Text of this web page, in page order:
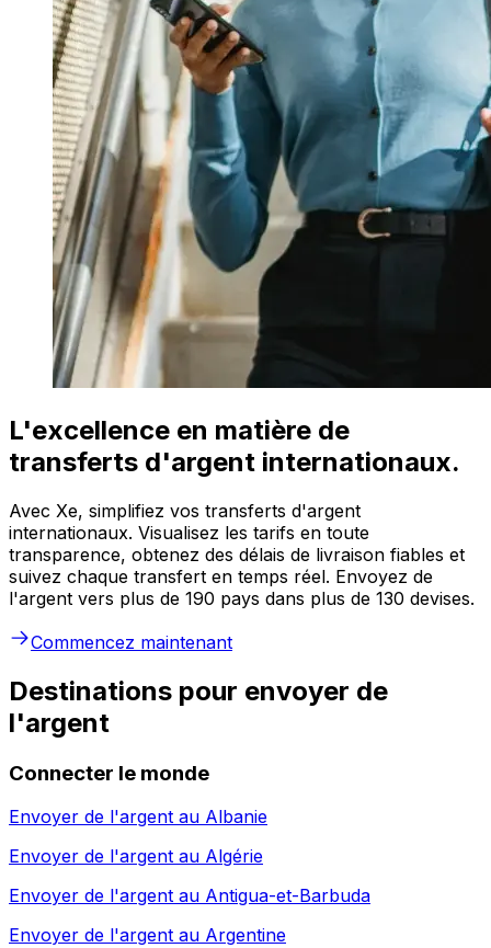
L'excellence en matière de
transferts d'argent internationaux.
Avec Xe, simplifiez vos transferts d'argent
internationaux. Visualisez les tarifs en toute
transparence, obtenez des délais de livraison fiables et
suivez chaque transfert en temps réel. Envoyez de
l'argent vers plus de 190 pays dans plus de 130 devises.
Commencez maintenant
Destinations pour envoyer de
l'argent
Connecter le monde
Envoyer de l'argent au Albanie
Envoyer de l'argent au Algérie
Envoyer de l'argent au Antigua-et-Barbuda
Envoyer de l'argent au Argentine